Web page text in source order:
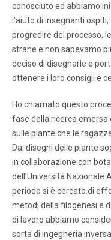
conosciuto ed abbiamo
l’aiuto di insegnanti
progredire del processo,
strane e non sapevamo
deciso di disegnarle e
ottenere i loro consigli e
Ho chiamato questo
fase della ricerca emersa
sulle piante che le
Dai disegni delle piante
in collaborazione con
dell’Università Nazionale
periodo si è cercato di
metodi della filogenesi e
di lavoro abbiamo
sorta di ingegneria